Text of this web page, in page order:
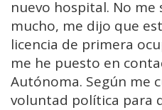
nuevo hospital. No
mucho, me dijo que
licencia de primera
me he puesto en
Autónoma. Según me
voluntad política para